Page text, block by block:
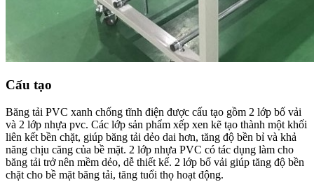
Cấu tạo
Băng tải PVC xanh chống tĩnh điện được cấu tạo gồm 2 lớp bố vải
và 2 lớp nhựa pvc. Các lớp sản phẩm xếp xen kẽ tạo thành một khối
liên kết bền chặt, giúp băng tải dẻo dai hơn, tăng độ bền bỉ và khả
năng chịu căng của bề mặt. 2 lớp nhựa PVC có tác dụng làm cho
băng tải trở nên mềm dẻo, dễ thiết kế. 2 lớp bố vải giúp tăng độ bền
chặt cho bề mặt băng tải, tăng tuổi thọ hoạt động.